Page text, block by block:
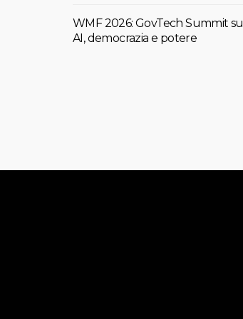
WMF 2026: GovTech Summit su
AI, democrazia e potere